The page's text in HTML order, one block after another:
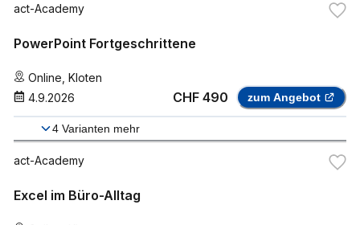
act-Academy
PowerPoint Fortgeschrittene
Online Kloten
4.9.2026
CHF 490 zum Angebot
4 Varianten mehr
act-Academy
Excel im Büro-Alltag